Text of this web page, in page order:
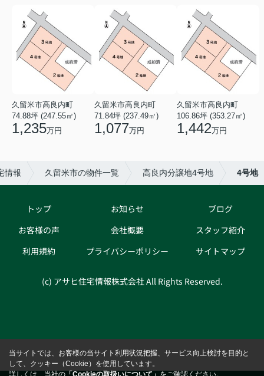
久留米市高良内町
74.88坪 (247.55㎡)
1,235万円
久留米市高良内町
71.84坪 (237.49㎡)
1,077万円
久留米市高良内町
106.86坪 (353.27㎡)
1,442万円
情報 久留米市の物件一覧 高良内分譲地4号地 4号地
トップ
お客様の声
利用規約
お知らせ
会社概要
プライバシーポリシー
ブログ
スタッフ紹介
サイトマップ
(c) アサヒ住宅情報株式会社 All Rights Reserved.
当サイトでは、お客様の当サイト利用状況把握、サービス向上検討を目的と
して、クッキー（Cookie）を使用しています。
詳しくは、当社の 「Cookieの取扱いについて」 をご確認ください。